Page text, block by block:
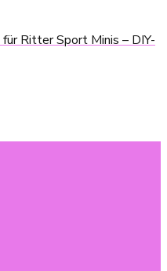
Ritter Sport Minis – DIY-